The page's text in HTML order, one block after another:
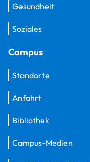
Gesundheit
Soziales
Campus
Standorte
Anfahrt
Bibliothek
Campus-Medien